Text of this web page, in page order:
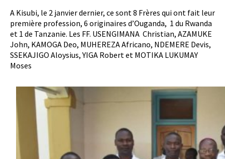
A Kisubi, le 2 janvier dernier, ce sont 8 Frères qui ont fait leur
première profession, 6 originaires d’Ouganda, 1 du Rwanda
et 1 de Tanzanie. Les FF. USENGIMANA Christian, AZAMUKE
John, KAMOGA Deo, MUHEREZA Africano, NDEMERE Devis,
SSEKAJIGO Aloysius, YIGA Robert et MOTIKA LUKUMAY
Moses